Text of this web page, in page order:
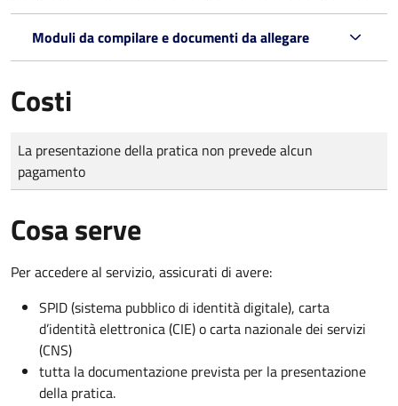
Moduli da compilare e documenti da allegare
Costi
Tipo di pagamento
Importo
La presentazione della pratica non prevede alcun
pagamento
Cosa serve
Per accedere al servizio, assicurati di avere:
SPID (sistema pubblico di identità digitale), carta
d’identità elettronica (CIE) o carta nazionale dei servizi
(CNS)
tutta la documentazione prevista per la presentazione
della pratica.